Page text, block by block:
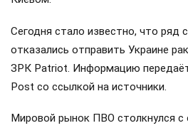
Сегодня стало известно, что ряд
отказались отправить Украине
ЗРК Patriot. Информацию
Post со ссылкой на источники.
Мировой рынок ПВО столкнулся